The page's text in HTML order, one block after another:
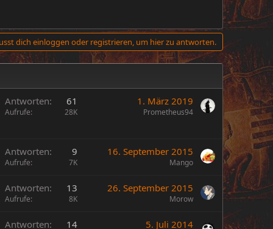
dich einloggen oder registrieren, um hier zu antworten.
Antworten 61
Aufrufe 28K
1. März 2019
Prometheus94
Antworten 9
Aufrufe 7K
16. September 2015
Mango
Antworten 13
Aufrufe 8K
26. September 2015
Morow
Antworten 14 5. Juli 2014